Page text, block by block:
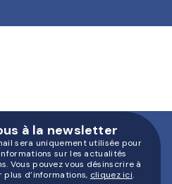
à la newsletter
sera uniquement utilisée pour
sur les actualités
Vous pouvez vous désinscrire à
plus d’informations, cliquez ici.